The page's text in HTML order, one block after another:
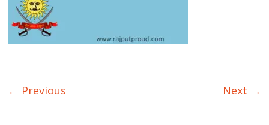
← Previous Next →